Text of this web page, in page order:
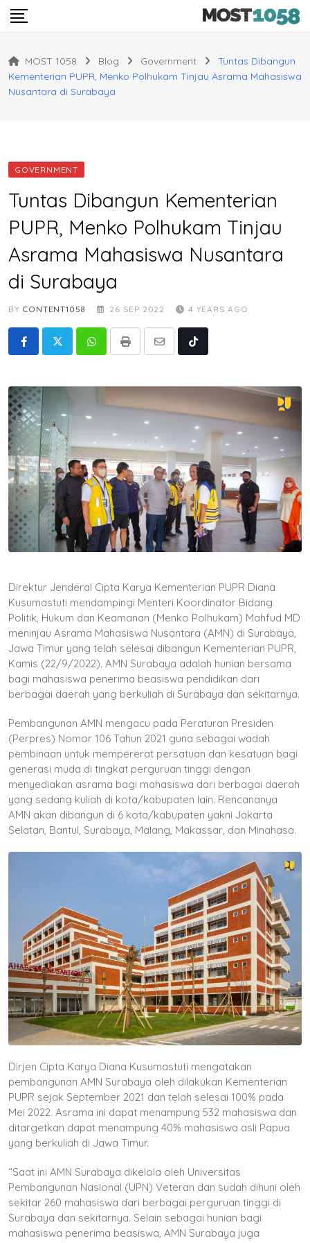
Skip
MOST 1058 Blog Government
Tuntas Dibangun
Kementerian PUPR, Menko Polhukam Tinjau Asrama Mahasiswa
Nusantara di Surabaya
GOVERNMENT
Tuntas Dibangun Kementerian
PUPR, Menko Polhukam Tinjau
Asrama Mahasiswa Nusantara
di Surabaya
BY CONTENT1058 26 SEP 2022 4 YEARS AGO
WhatsappPrint
Share
Tiktok
Direktur Jenderal Cipta Karya Kementerian PUPR Diana
Kusumastuti mendampingi Menteri Koordinator Bidang
Politik, Hukum dan Keamanan (Menko Polhukam) Mahfud MD
meninjau Asrama Mahasiswa Nusantara (AMN) di Surabaya,
Jawa Timur yang telah selesai dibangun Kementerian PUPR,
Kamis (22/9/2022). AMN Surabaya adalah hunian bersama
bagi mahasiswa penerima beasiswa pendidikan dari
berbagai daerah yang berkuliah di Surabaya dan sekitarnya.
Pembangunan AMN mengacu pada Peraturan Presiden
(Perpres) Nomor 106 Tahun 2021 guna sebagai wadah
pembinaan untuk mempererat persatuan dan kesatuan bagi
generasi muda di tingkat perguruan tinggi dengan
menyediakan asrama bagi mahasiswa dari berbagai daerah
yang sedang kuliah di kota/kabupaten lain. Rencananya
AMN akan dibangun di 6 kota/kabupaten yakni Jakarta
Selatan, Bantul, Surabaya, Malang, Makassar, dan Minahasa.
Dirjen Cipta Karya Diana Kusumastuti mengatakan
pembangunan AMN Surabaya oleh dilakukan Kementerian
PUPR sejak September 2021 dan telah selesai 100% pada
Mei 2022. Asrama ini dapat menampung 532 mahasiswa dan
ditargetkan dapat menampung 40% mahasiswa asli Papua
yang berkuliah di Jawa Timur.
“Saat ini AMN Surabaya dikelola oleh Universitas
Pembangunan Nasional (UPN) Veteran dan sudah dihuni oleh
sekitar 260 mahasiswa dari berbagai perguruan tinggi di
Surabaya dan sekitarnya. Selain sebagai hunian bagi
mahasiswa penerima beasiswa, AMN Surabaya juga